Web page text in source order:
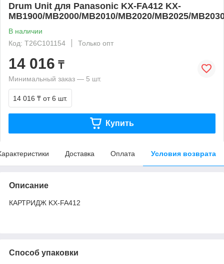
Drum Unit для Panasonic KX-FA412 KX-
MB1900/MB2000/MB2010/MB2020/MB2025/
В наличии
Код: T26C101154
Только опт
14 016 ₸
Минимальный заказ — 5 шт.
14 016 ₸ от 6 шт.
Купить
Доставка Оплата Условия возврата
Описание
КАРТРИДЖ KX-FA412
Способ упаковки